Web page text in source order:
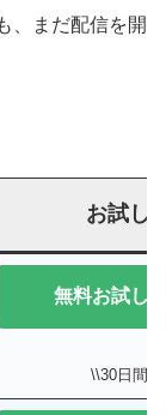
、まだ配信を開
お試し
無料お試し
\\30日間